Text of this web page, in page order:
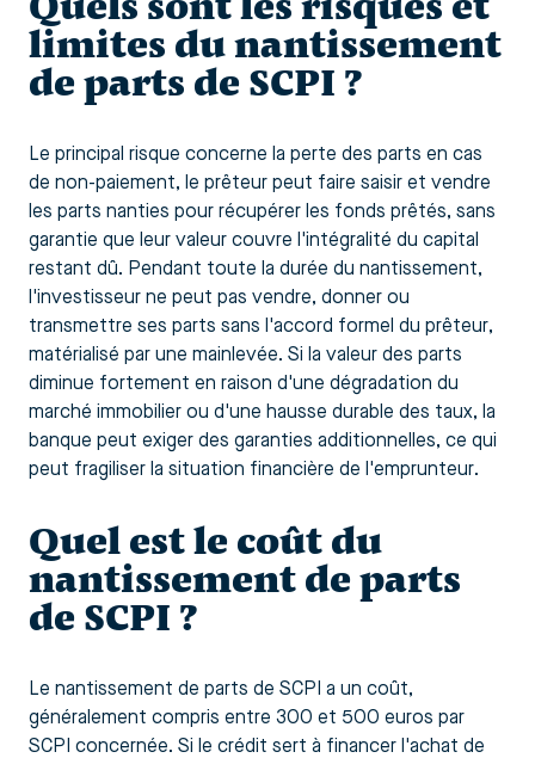
limites du nantissement
de parts de SCPI ?
Le principal risque concerne la perte des parts en cas
de non-paiement, le prêteur peut faire saisir et vendre
les parts nanties pour récupérer les fonds prêtés, sans
garantie que leur valeur couvre l'intégralité du capital
restant dû. Pendant toute la durée du nantissement,
l'investisseur ne peut pas vendre, donner ou
transmettre ses parts sans l'accord formel du prêteur,
matérialisé par une mainlevée. Si la valeur des parts
diminue fortement en raison d'une dégradation du
marché immobilier ou d'une hausse durable des taux, la
banque peut exiger des garanties additionnelles, ce qui
peut fragiliser la situation financière de l'emprunteur.
Quel est le coût du
nantissement de parts
de SCPI ?
Le nantissement de parts de SCPI a un coût,
généralement compris entre 300 et 500 euros par
SCPI concernée. Si le crédit sert à financer l'achat de